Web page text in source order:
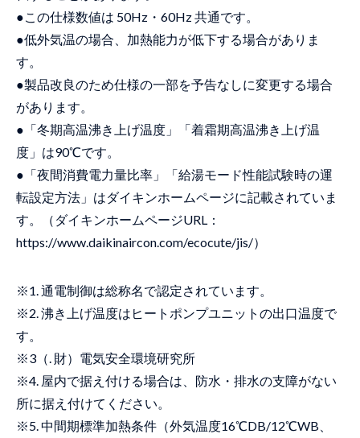
●この仕様数値は 50Hz・60Hz 共通です。
●低外気温の場合、加熱能力が低下する場合がありま
す。
●製品改良のため仕様の一部を予告なしに変更する場合
があります。
●「冬期高温沸き上げ温度」「着霜期高温沸き上げ温
度」は90℃です。
●「夜間消費電力量比率」「給湯モード性能試験時の運
転設定方法」はダイキンホームページに記載されていま
す。（ダイキンホームページURL：
https://www.daikinaircon.com/ecocute/jis/）
※1. 通電制御は総称名で認定されています。
※2. 沸き上げ温度はヒートポンプユニットの出口温度で
す。
※3（. 財）電気安全環境研究所
※4. 屋内で据え付ける場合は、防水・排水の支障がない
所に据え付けてください。
※5. 中間期標準加熱条件（外気温度16℃DB/12℃WB、